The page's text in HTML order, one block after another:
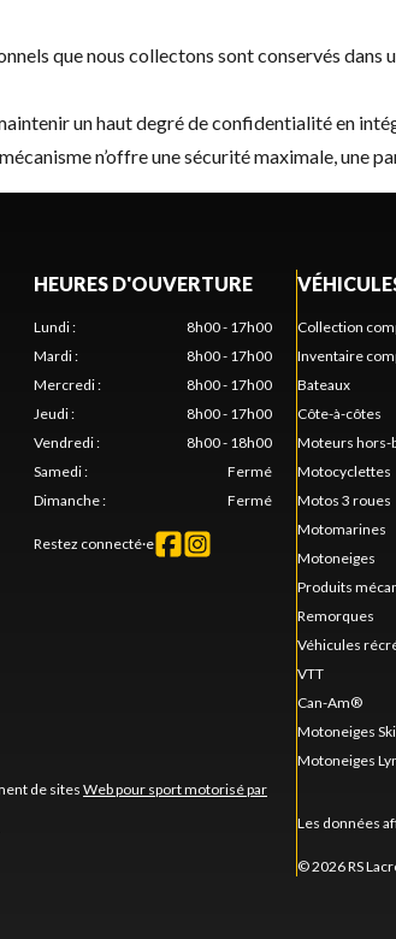
que nous collectons sont conservés
un haut degré de confidentialité en
n’offre une sécurité maximale, une
HEURES D'OUVERTURE
Lundi:
8h00 - 17h00
Mardi:
8h00 - 17h00
Mercredi:
8h00 - 17h00
Jeudi:
8h00 - 17h00
Vendredi:
8h00 - 18h00
Samedi:
Fermé
Dimanche: Fermé
Restez connecté·e
de sitesWeb pour sport motorisé par
Collection
Inventaire
Bateaux
Côte-à-côtes
Moteurs hors-
Motocyclettes
Motos 3 roues
Motomarines
Motoneiges
Produits
Remorques
Véhicules
VTT
Can-Am®
Motoneiges
Motoneiges
Les données
© 2026 RS